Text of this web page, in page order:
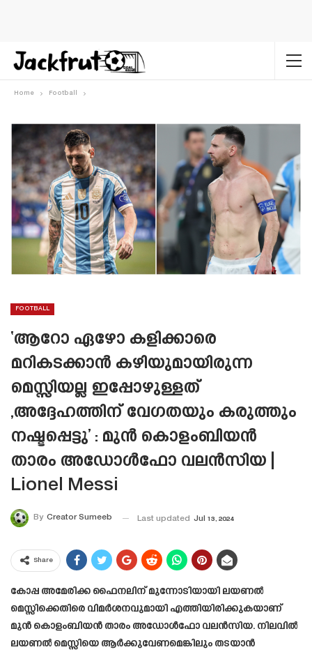
Home Football
FOOTBALL
‘ആറോ ഏഴോ കളിക്കാരെ
മറികടക്കാൻ കഴിയുമായിരുന്ന
മെസ്സിയല്ല ഇപ്പോഴുള്ളത്
,അദ്ദേഹത്തിന് വേഗതയും കരുത്തും
നഷ്ടപ്പെട്ടു’ : മുന്‍ കൊളംബിയന്‍
താരം അഡോള്‍ഫോ വലന്‍സിയ |
Lionel Messi
By Creator Sumeeb Last updated Jul 13, 2024
Share
കോപ്പ അമേരിക്ക ഫൈനലിന് മുന്നോടിയായി ലയണൽ
മെസ്സിക്കെതിരെ വിമർശനവുമായി എത്തിയിരിക്കുകയാണ്
മുന്‍ കൊളംബിയന്‍ താരം അഡോള്‍ഫോ വലന്‍സിയ. നിലവിൽ
ലയണല്‍ മെസ്സിയെ ആര്‍ക്കുവേണമെങ്കിലും തടയാന്‍